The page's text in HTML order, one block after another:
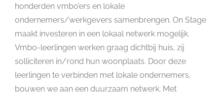
honderden vmbo’ers en lokale
ondernemers/werkgevers samenbrengen. On Stage
maakt investeren in een lokaal netwerk mogelijk.
Vmbo-leerlingen werken graag dichtbij huis, zij
solliciteren in/rond hun woonplaats. Door deze
leerlingen te verbinden met lokale ondernemers,
bouwen we aan een duurzaam netwerk. Met